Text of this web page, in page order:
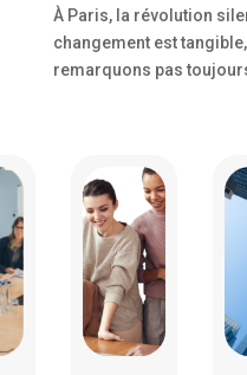
À Paris, la révolution
changement est
remarquons pas